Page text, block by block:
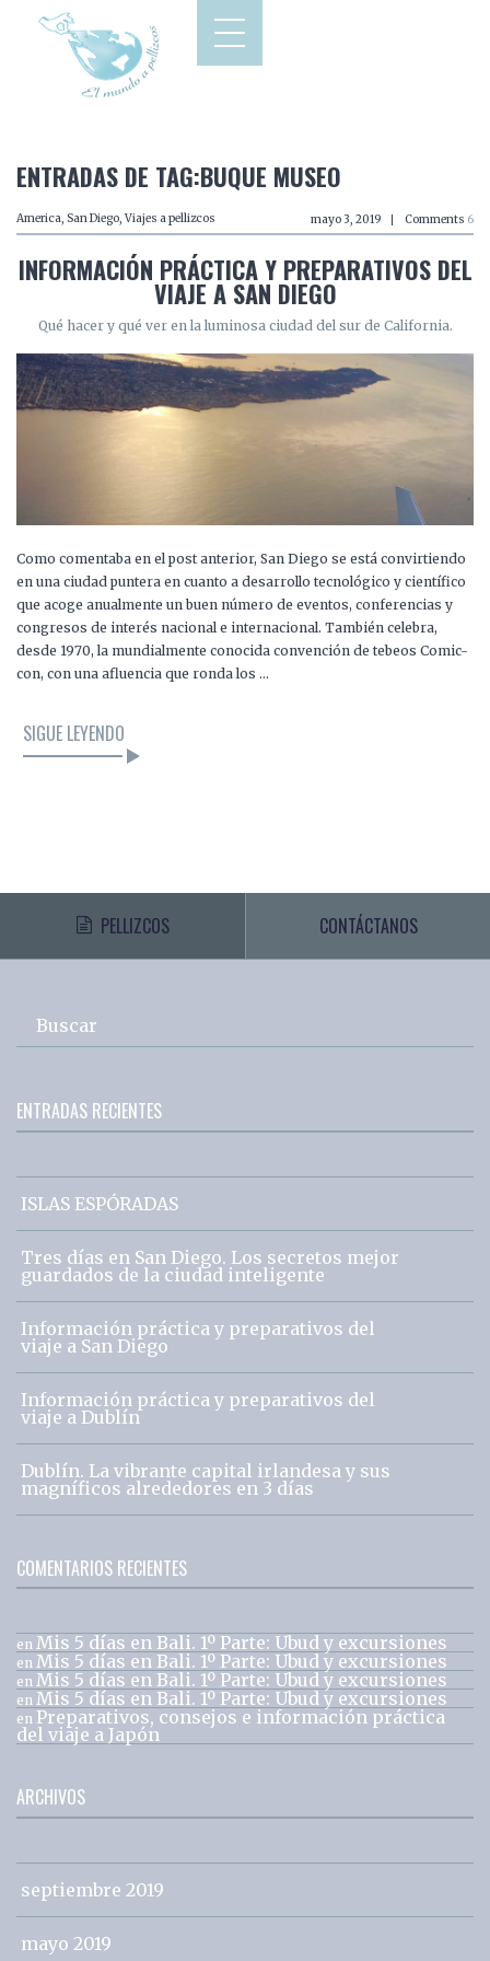
ENTRADAS DE TAG:BUQUE MUSEO
America, San Diego, Viajes a pellizcos mayo 3, 2019 Comments 6
INFORMACIÓN PRÁCTICA Y PREPARATIVOS DEL
VIAJE A SAN DIEGO
Qué hacer y qué ver en la luminosa ciudad del sur de California.
Como comentaba en el post anterior, San Diego se está convirtiendo
en una ciudad puntera en cuanto a desarrollo tecnológico y científico
que acoge anualmente un buen número de eventos, conferencias y
congresos de interés nacional e internacional. También celebra,
desde 1970, la mundialmente conocida convención de tebeos Comic-
con, con una afluencia que ronda los …
SIGUE LEYENDO
PELLIZCOS CONTÁCTANOS
Buscar
ENTRADAS RECIENTES
ISLAS ESPÓRADAS
Tres días en San Diego. Los secretos mejor
guardados de la ciudad inteligente
Información práctica y preparativos del
viaje a San Diego
Información práctica y preparativos del
viaje a Dublín
Dublín. La vibrante capital irlandesa y sus
magníficos alrededores en 3 días
COMENTARIOS RECIENTES
en Mis 5 días en Bali. 1º Parte: Ubud y excursiones
en Mis 5 días en Bali. 1º Parte: Ubud y excursiones
en Mis 5 días en Bali. 1º Parte: Ubud y excursiones
en Mis 5 días en Bali. 1º Parte: Ubud y excursiones
en Preparativos, consejos e información práctica
del viaje a Japón
ARCHIVOS
septiembre 2019
mayo 2019